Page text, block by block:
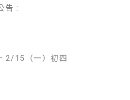
告 :
2/15（一）初四